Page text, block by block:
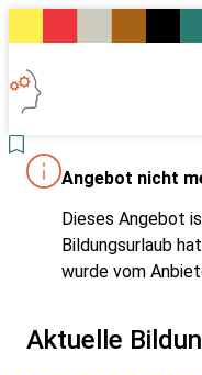
Angebot nicht
Dieses Angebot
Bildungsurlaub
wurde vom
Aktuelle